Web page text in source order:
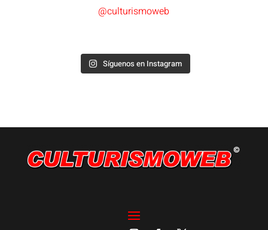
@culturismoweb
Síguenos en Instagram